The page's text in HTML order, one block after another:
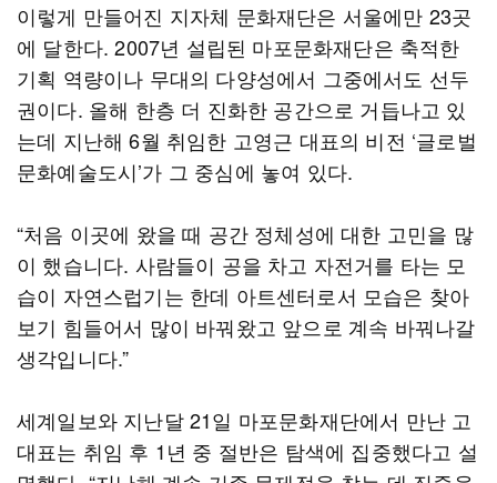
이렇게 만들어진 지자체 문화재단은 서울에만 23곳
에 달한다. 2007년 설립된 마포문화재단은 축적한
기획 역량이나 무대의 다양성에서 그중에서도 선두
권이다. 올해 한층 더 진화한 공간으로 거듭나고 있
는데 지난해 6월 취임한 고영근 대표의 비전 ‘글로벌
문화예술도시’가 그 중심에 놓여 있다.
“처음 이곳에 왔을 때 공간 정체성에 대한 고민을 많
이 했습니다. 사람들이 공을 차고 자전거를 타는 모
습이 자연스럽기는 한데 아트센터로서 모습은 찾아
보기 힘들어서 많이 바꿔왔고 앞으로 계속 바꿔나갈
생각입니다.”
세계일보와 지난달 21일 마포문화재단에서 만난 고
대표는 취임 후 1년 중 절반은 탐색에 집중했다고 설